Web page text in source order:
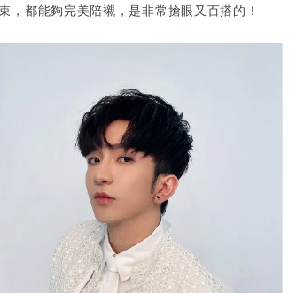
，都能夠完美陪襯，是非常搶眼又百搭的！